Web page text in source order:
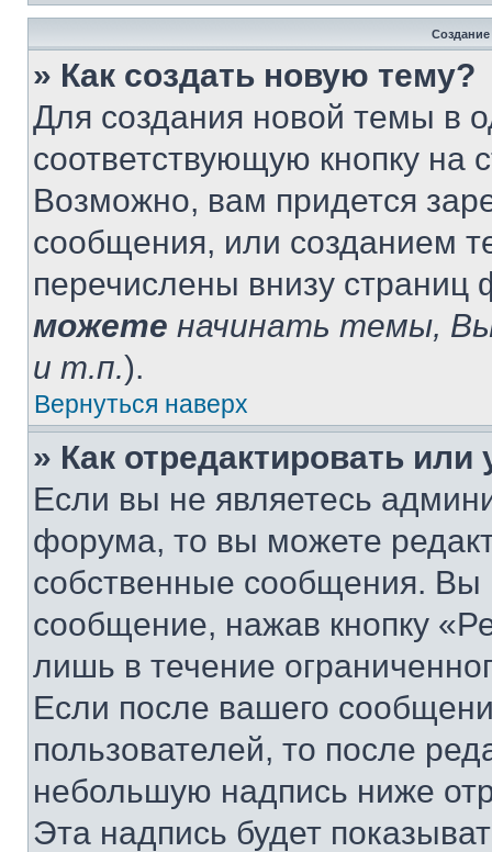
» Как создать новую тему?
Для создания новой темы в
соответствующую кнопку
Возможно, вам придется
сообщения, или созданием
перечислены внизу
можете начинать темы,
и т.п.).
Вернуться наверх
» Как отредактировать
Если вы не являетесь
форума, то вы можете
собственные сообщения. Вы
сообщение, нажав кнопку
лишь в течение
Если после вашего
пользователей, то после
небольшую надпись ниже
Эта надпись будет